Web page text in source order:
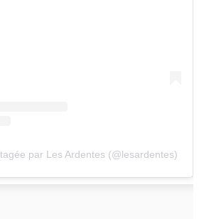
par Les Ardentes (@lesardentes)